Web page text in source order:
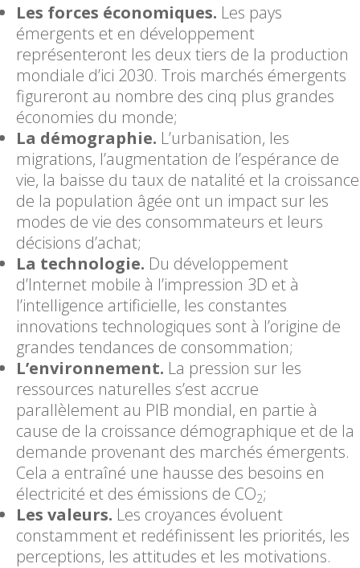
Les forces économiques. Les pays
émergents et en développement
représenteront les deux tiers de la production
mondiale d’ici 2030. Trois marchés émergents
figureront au nombre des cinq plus grandes
économies du monde;
La démographie. L’urbanisation, les
migrations, l’augmentation de l’espérance de
vie, la baisse du taux de natalité et la croissance
de la population âgée ont un impact sur les
modes de vie des consommateurs et leurs
décisions d’achat;
La technologie. Du développement
d’Internet mobile à l’impression 3D et à
l’intelligence artificielle, les constantes
innovations technologiques sont à l’origine de
grandes tendances de consommation;
L’environnement. La pression sur les
ressources naturelles s’est accrue
parallèlement au PIB mondial, en partie à
cause de la croissance démographique et de la
demande provenant des marchés émergents.
Cela a entraîné une hausse des besoins en
électricité et des émissions de CO2;
Les valeurs. Les croyances évoluent
constamment et redéfinissent les priorités, les
perceptions, les attitudes et les motivations.